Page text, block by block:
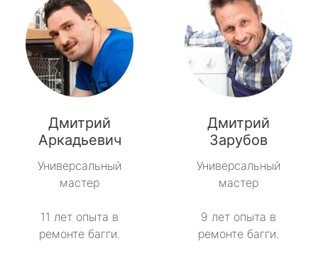
Дмитрий
Аркадьевич
Универсальный
мастер
11 лет опыта в
ремонте багги.
Дмитрий
Зарубов
Универсальный
мастер
9 лет опыта в
ремонте багги.